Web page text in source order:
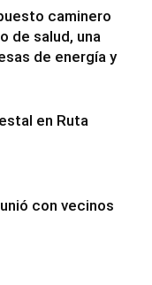
caminero
de salud, una
de energía y
en Ruta
con vecinos